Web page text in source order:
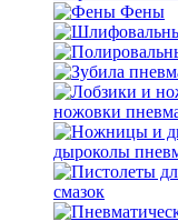
Фены
ножовки
дыроколы
смазок